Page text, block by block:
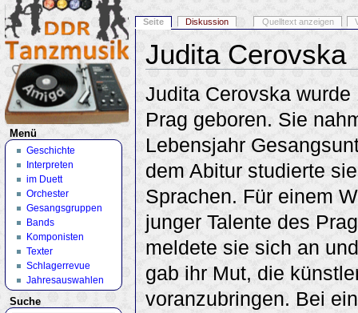
Judita Cerovska
Judita Cerovska
Prag geboren. Sie
Lebensjahr
dem Abitur studierte
Sprachen. Für einem
junger Talente des
meldete sie sich an
gab ihr Mut, die
voranzubringen. Bei
Seite Diskussion Quelltext anzeigen
Menü
Geschichte
Interpreten
im Duett
Orchester
Gesangsgruppen
Bands
Komponisten
Texter
Schlagerrevue
Jahresauswahlen
Suche